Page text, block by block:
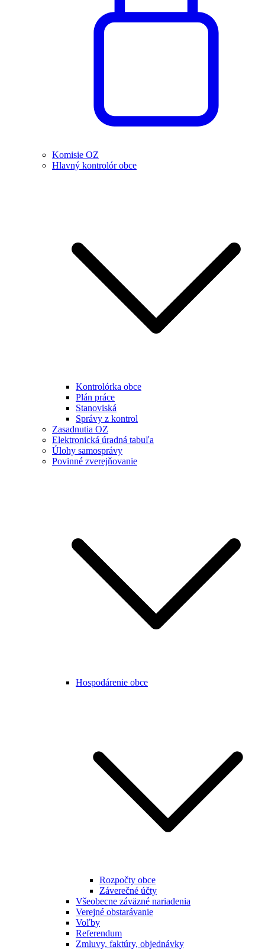
Komisie OZ
Hlavný kontrolór obce
Kontrolórka obce
Plán práce
Stanoviská
Správy z kontrol
Zasadnutia OZ
Elektronická úradná tabuľa
Úlohy samosprávy
Povinné zverejňovanie
Hospodárenie obce
Rozpočty obce
Záverečné účty
Všeobecne záväzné nariadenia
Verejné obstarávanie
Voľby
Referendum
Zmluvy, faktúry, objednávky